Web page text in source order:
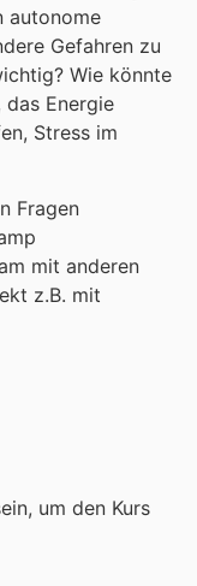
autonome
Gefahren zu
Wie könnte
das Energie
Stress im
Fragen
mit anderen
z.B. mit
um den Kurs